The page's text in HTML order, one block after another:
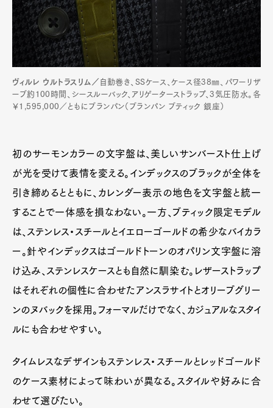
ヴィルレ ウルトラスリム／ 自動巻き、SSケース、ケース径38㎜、パワーリザ
ーブ約100時間、シースルーバック、アリゲーターストラップ、3気圧防水。各
￥1,595,000／ともにブランパン（ブランパン ブティック 銀座）
初のサーモンカラーの文字盤は、美しいサンバースト仕上げ
が光を受けて表情を変える。インデックスのブラックが全体を
引き締めるとともに、カレンダー表示の地色を文字盤と統一
することで一体感を損なわない。一方、ブティック限定モデル
は、ステンレス・スチールとイエローゴールドの希少なバイカラ
ー。針やインデックスはゴールドトーンのオパリン文字盤に溶
け込み、ステンレスケースとも自然に馴染む。レザーストラップ
はそれぞれの個性に合わせたアンスラサイトとオリーブグリー
ンのヌバックを採用。フォーマルだけでなく、カジュアルなスタイ
ルにも合わせやすい。
タイムレスなデザインもステンレス・スチールとレッドゴールド
のケース素材によって味わいが異なる。スタイルや好みに合
わせて選びたい。